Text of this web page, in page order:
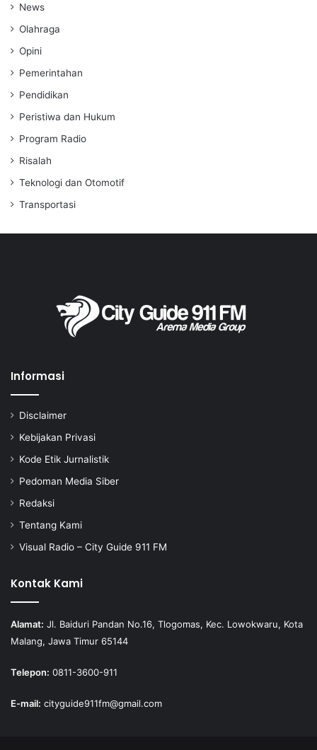
News
Olahraga
Opini
Pemerintahan
Pendidikan
Peristiwa dan Hukum
Program Radio
Risalah
Teknologi dan Otomotif
Transportasi
Informasi
Disclaimer
Kebijakan Privasi
Kode Etik Jurnalistik
Pedoman Media Siber
Redaksi
Tentang Kami
Visual Radio – City Guide 911 FM
Kontak Kami
Alamat: Jl. Baiduri Pandan No.16, Tlogomas, Kec. Lowokwaru, Kota
Malang, Jawa Timur 65144
Telepon: 0811-3600-911
E-mail: cityguide911fm@gmail.com